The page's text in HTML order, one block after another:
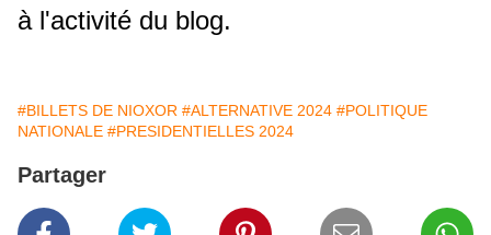
à l'activité du blog.
#BILLETS DE NIOXOR #ALTERNATIVE 2024 #POLITIQUE
NATIONALE #PRESIDENTIELLES 2024
Partager